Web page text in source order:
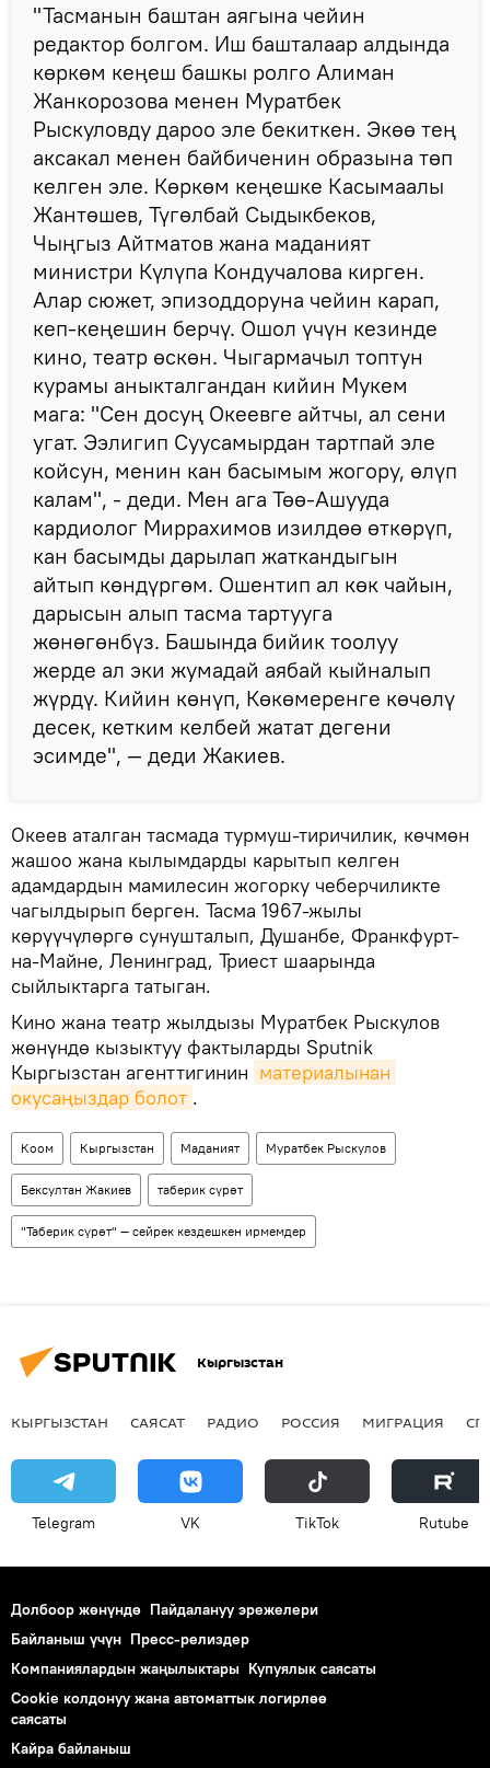
"Тасманын баштан аягына чейин
редактор болгом. Иш башталаар алдында
көркөм кеңеш башкы ролго Алиман
Жанкорозова менен Муратбек
Рыскуловду дароо эле бекиткен. Экөө тең
аксакал менен байбиченин образына төп
келген эле. Көркөм кеңешке Касымаалы
Жантөшев, Түгөлбай Сыдыкбеков,
Чыңгыз Айтматов жана маданият
министри Күлүпа Кондучалова кирген.
Алар сюжет, эпизоддоруна чейин карап,
кеп-кеңешин берчү. Ошол үчүн кезинде
кино, театр өскөн. Чыгармачыл топтун
курамы аныкталгандан кийин Мукем
мага: "Сен досуң Океевге айтчы, ал сени
угат. Ээлигип Суусамырдан тартпай эле
койсун, менин кан басымым жогору, өлүп
калам", - деди. Мен ага Төө-Ашууда
кардиолог Миррахимов изилдөө өткөрүп,
кан басымды дарылап жаткандыгын
айтып көндүргөм. Ошентип ал көк чайын,
дарысын алып тасма тартууга
жөнөгөнбүз. Башында бийик тоолуу
жерде ал эки жумадай аябай кыйналып
жүрдү. Кийин көнүп, Көкөмеренге көчөлү
десек, кетким келбей жатат дегени
эсимде", — деди Жакиев.
Океев аталган тасмада турмуш-тиричилик, көчмөн
жашоо жана кылымдарды карытып келген
адамдардын мамилесин жогорку чеберчиликте
чагылдырып берген. Тасма 1967-жылы
көрүүчүлөргө сунушталып, Душанбе, Франкфурт-
на-Майне, Ленинград, Триест шаарында
сыйлыктарга татыган.
Кино жана театр жылдызы Муратбек Рыскулов
жөнүндө кызыктуу фактыларды Sputnik
Кыргызстан агенттигинин материалынан
окусаңыздар болот .
Коом Кыргызстан Маданият Муратбек Рыскулов
Бексултан Жакиев таберик сүрөт
"Таберик сүрөт" — сейрек кездешкен ирмемдер
Кыргызстан
КЫРГЫЗСТАН САЯСАТ РАДИО РОССИЯ МИГРАЦИЯ
Telegram VK ТikТоk Rutube
Долбоор жөнүндө Пайдалануу эрежелери
Байланыш үчүн Пресс-релиздер
Компаниялардын жаңылыктары Купуялык саясаты
Cookie колдонуу жана автоматтык логирлөө
саясаты
Кайра байланыш